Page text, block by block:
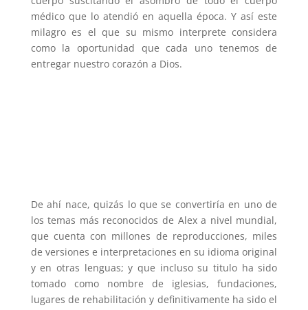
médico que lo atendió en aquella época. Y así este
milagro es el que su mismo interprete considera
como la oportunidad que cada uno tenemos de
entregar nuestro corazón a Dios.
De ahí nace, quizás lo que se convertiría en uno de
los temas más reconocidos de Alex a nivel mundial,
que cuenta con millones de reproducciones, miles
de versiones e interpretaciones en su idioma original
y en otras lenguas; y que incluso su titulo ha sido
tomado como nombre de iglesias, fundaciones,
lugares de rehabilitación y definitivamente ha sido el